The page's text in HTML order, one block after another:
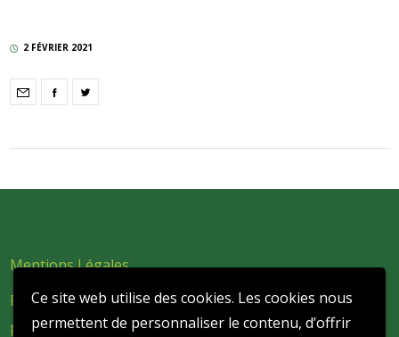
Ce site web utilise des cookies. Les cookies nous
permettent de personnaliser le contenu, d’offrir
2 FÉVRIER 2021
Mentions Légales
Politique de confidentialité et de protection des données
personnelles